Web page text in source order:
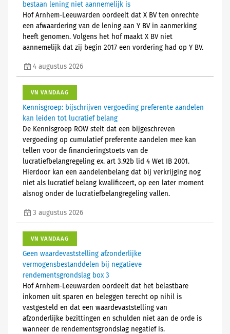
bestaan lening niet aannemelijk is
Hof Arnhem-Leeuwarden oordeelt dat X BV ten onrechte
een afwaardering van de lening aan Y BV in aanmerking
heeft genomen. Volgens het hof maakt X BV niet
aannemelijk dat zij begin 2017 een vordering had op Y BV.
4 augustus 2026
VN VANDAAG
Kennisgroep: bijschrijven vergoeding preferente aandelen
kan leiden tot lucratief belang
De Kennisgroep ROW stelt dat een bijgeschreven
vergoeding op cumulatief preferente aandelen mee kan
tellen voor de financieringstoets van de
lucratiefbelangregeling ex. art 3.92b lid 4 Wet IB 2001.
Hierdoor kan een aandelenbelang dat bij verkrijging nog
niet als lucratief belang kwalificeert, op een later moment
alsnog onder de lucratiefbelangregeling vallen.
3 augustus 2026
VN VANDAAG
Geen waardevaststelling afzonderlijke
vermogensbestanddelen bij negatieve
rendementsgrondslag box 3
Hof Arnhem-Leeuwarden oordeelt dat het belastbare
inkomen uit sparen en beleggen terecht op nihil is
vastgesteld en dat een waardevaststelling van
afzonderlijke bezittingen en schulden niet aan de orde is
wanneer de rendementsgrondslag negatief is.